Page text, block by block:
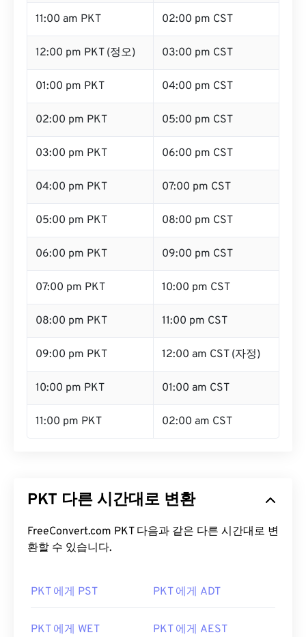
11:00 am PKT 02:00 pm CST
12:00 pm PKT (정오) 03:00 pm CST
01:00 pm PKT 04:00 pm CST
02:00 pm PKT 05:00 pm CST
03:00 pm PKT 06:00 pm CST
04:00 pm PKT 07:00 pm CST
05:00 pm PKT 08:00 pm CST
06:00 pm PKT 09:00 pm CST
07:00 pm PKT 10:00 pm CST
08:00 pm PKT 11:00 pm CST
09:00 pm PKT 12:00 am CST (자정)
10:00 pm PKT 01:00 am CST
11:00 pm PKT 02:00 am CST
PKT 다른 시간대로 변환
FreeConvert.com PKT 다음과 같은 다른 시간대로 변
환할 수 있습니다.
PKT 에게 PST PKT 에게 ADT
PKT 에게 WET PKT 에게 AEST